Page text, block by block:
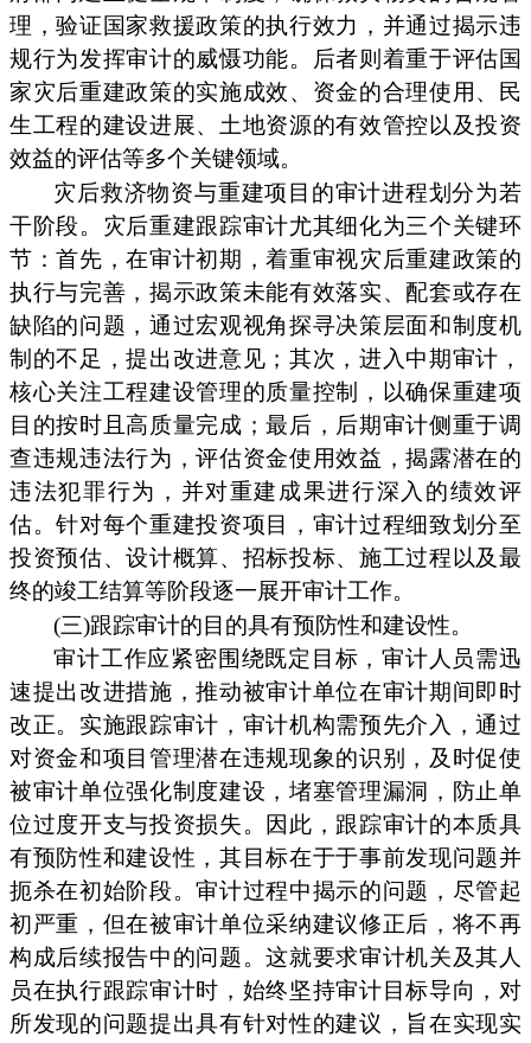
理，验证国家救援政策的执行效力，并通过揭示违
规行为发挥审计的威慑功能。后者则着重于评估国
家灾后重建政策的实施成效、资金的合理使用、民
生工程的建设进展、土地资源的有效管控以及投资
效益的评估等多个关键领域。
灾后救济物资与重建项目的审计进程划分为若
干阶段。灾后重建跟踪审计尤其细化为三个关键环
节：首先，在审计初期，着重审视灾后重建政策的
执行与完善，揭示政策未能有效落实、配套或存在
缺陷的问题，通过宏观视角探寻决策层面和制度机
制的不足，提出改进意见；其次，进入中期审计，
核心关注工程建设管理的质量控制，以确保重建项
目的按时且高质量完成；最后，后期审计侧重于调
查违规违法行为，评估资金使用效益，揭露潜在的
违法犯罪行为，并对重建成果进行深入的绩效评
估。针对每个重建投资项目，审计过程细致划分至
投资预估、设计概算、招标投标、施工过程以及最
终的竣工结算等阶段逐一展开审计工作。
(三)跟踪审计的目的具有预防性和建设性。
审计工作应紧密围绕既定目标，审计人员需迅
速提出改进措施，推动被审计单位在审计期间即时
改正。实施跟踪审计，审计机构需预先介入，通过
对资金和项目管理潜在违规现象的识别，及时促使
被审计单位强化制度建设，堵塞管理漏洞，防止单
位过度开支与投资损失。因此，跟踪审计的本质具
有预防性和建设性，其目标在于于事前发现问题并
扼杀在初始阶段。审计过程中揭示的问题，尽管起
初严重，但在被审计单位采纳建议修正后，将不再
构成后续报告中的问题。这就要求审计机关及其人
员在执行跟踪审计时，始终坚持审计目标导向，对
所发现的问题提出具有针对性的建议，旨在实现实